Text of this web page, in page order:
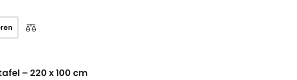
– 220 x 100 cm